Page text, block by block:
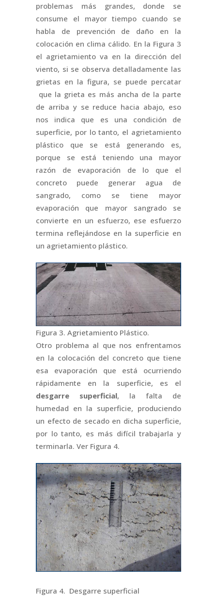
problemas más grandes, donde se
consume el mayor tiempo cuando se
habla de prevención de daño en la
colocación en clima cálido. En la Figura 3
el agrietamiento va en la dirección del
viento, si se observa detalladamente las
grietas en la figura, se puede percatar
que la grieta es más ancha de la parte
de arriba y se reduce hacia abajo, eso
nos indica que es una condición de
superficie, por lo tanto, el agrietamiento
plástico que se está generando es,
porque se está teniendo una mayor
razón de evaporación de lo que el
concreto puede generar agua de
sangrado, como se tiene mayor
evaporación que mayor sangrado se
convierte en un esfuerzo, ese esfuerzo
termina reflejándose en la superficie en
un agrietamiento plástico.
Figura 3. Agrietamiento Plástico.
Otro problema al que nos enfrentamos
en la colocación del concreto que tiene
esa evaporación que está ocurriendo
rápidamente en la superficie, es el
desgarre superficial, la falta de
humedad en la superficie, produciendo
un efecto de secado en dicha superficie,
por lo tanto, es más difícil trabajarla y
terminarla. Ver Figura 4.
Figura 4. Desgarre superficial